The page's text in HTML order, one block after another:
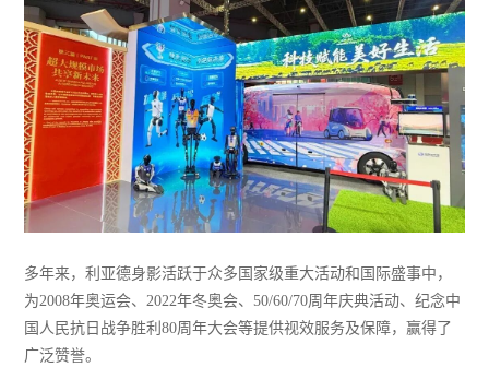
多年来，利亚德身影活跃于众多国家级重大活动和国际盛事中，
为2008年奥运会、2022年冬奥会、50/60/70周年庆典活动、纪念中
国人民抗日战争胜利80周年大会等提供视效服务及保障，赢得了
广泛赞誉。